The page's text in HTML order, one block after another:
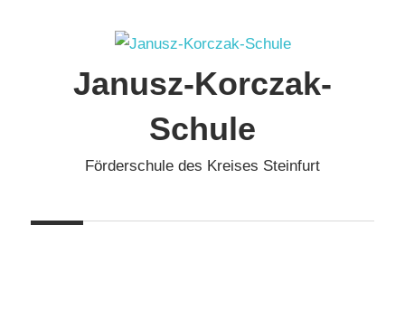
Janusz-Korczak-
Schule
Förderschule des Kreises Steinfurt